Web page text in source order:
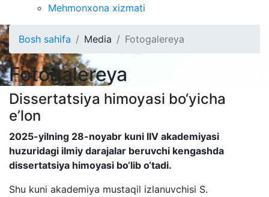
Mehmonxona xizmati
Bosh sahifa Media Fotogalereya
Fotogalereya
Dissertatsiya himoyasi bo‘yicha
e’lon
2025-yilning 28-noyabr kuni IIV akademiyasi
huzuridagi ilmiy darajalar beruvchi kengashda
dissertatsiya himoyasi bo‘lib o‘tadi.
Shu kuni akademiya mustaqil izlanuvchisi S.